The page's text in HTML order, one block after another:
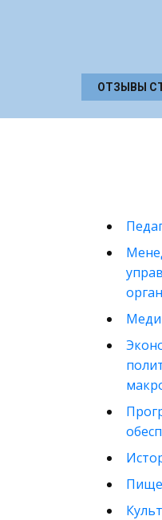
ОТЗЫВЫ